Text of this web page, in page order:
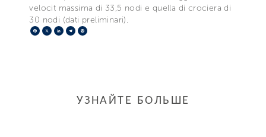
velocit massima di 33,5 nodi e quella di crociera di
30 nodi (dati preliminari).
Facebook
X LinkedIn
Telegram
УЗНАЙТЕ БОЛЬШЕ